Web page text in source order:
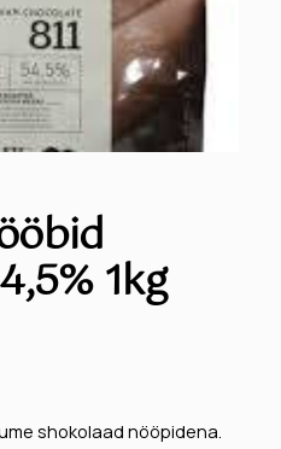
1kg
shokolaad nööpidena.